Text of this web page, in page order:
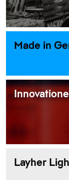
Made in
Layher